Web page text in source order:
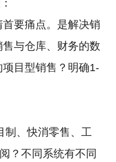
要痛点。是解决销
与仓库、财务的数
目型销售？明确1-
制、快消零售、工
？不同系统有不同